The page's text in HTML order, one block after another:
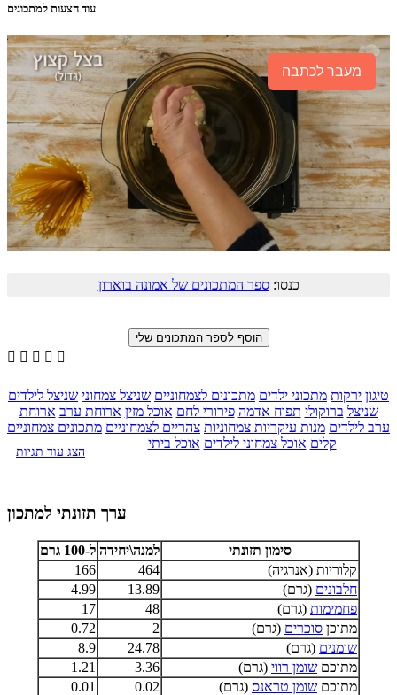
עוד הצעות למתכונים
מעבר לכתבה
כנסו:ספר המתכונים של אמונה בוארון
    
טיגון ירקות מתכוני ילדים מתכונים לצמחוניים שניצל צמחוני שניצל לילדים
שניצל ברוקולי תפוח אדמה פירורי לחם אוכל מזין ארוחת ערב ארוחת
ערב לילדים מנות עיקריות צמחוניות צהריים לצמחוניים מתכונים צמחוניים
קלים אוכל צמחוני לילדים אוכל ביתי
הצג עוד תגיות
ערך תזונתי למתכון
סימון תזונתי למנה\יחידה ל-100 גרם
קלוריות (אנרגיה)
464
166
חלבונים (גרם) 13.89
4.99
פחמימות (גרם) 48
17
מתוכן סוכרים (גרם) 2
0.72
שומנים (גרם) 24.78
8.9
מתוכם שומן רווי (גרם) 3.36
1.21
מתוכם שומן טראנס (גרם) 0.02
0.01